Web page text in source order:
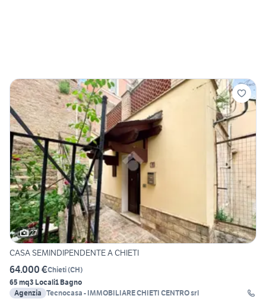
27
CASA SEMINDIPENDENTE A CHIETI
64.000 €Chieti(CH)
65 mq3 Locali1 Bagno
Agenzia Tecnocasa - IMMOBILIARE CHIETI CENTRO srl